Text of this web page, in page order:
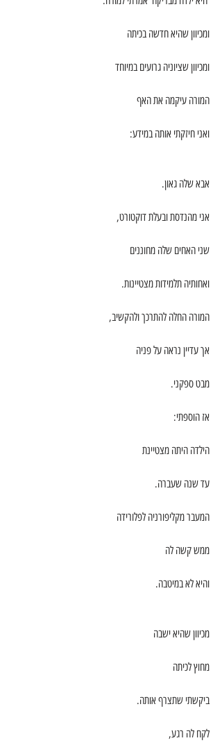
ומכיוון שהיא חדשה בכיתה
ומכיוון שציוניה גרועים במיוחד
המורה עיקמה את האף
ואני חיזקתי אותה במידע:
אבא שלה גאון.
אני מהנדסת ובעלת דוקטורט,
שני האחים שלה מחוננים
ואחותיה תלמידות מצטיינות.
המורה החלה להתרכך ולהקשיב,
אך עדיין נראה על פניה
מבט ספקני.
אז הוספתי:
הילדה היתה מצטיינת
עד שנה שעברה.
המעבר מקליפורניה לפלורידה
ממש קשה לה
והיא לא במיטבה.
מכיוון שהיא ישבה
מחוץ לכיתה
ביקשתי שתצרף אותה.
לקח לה רגע,